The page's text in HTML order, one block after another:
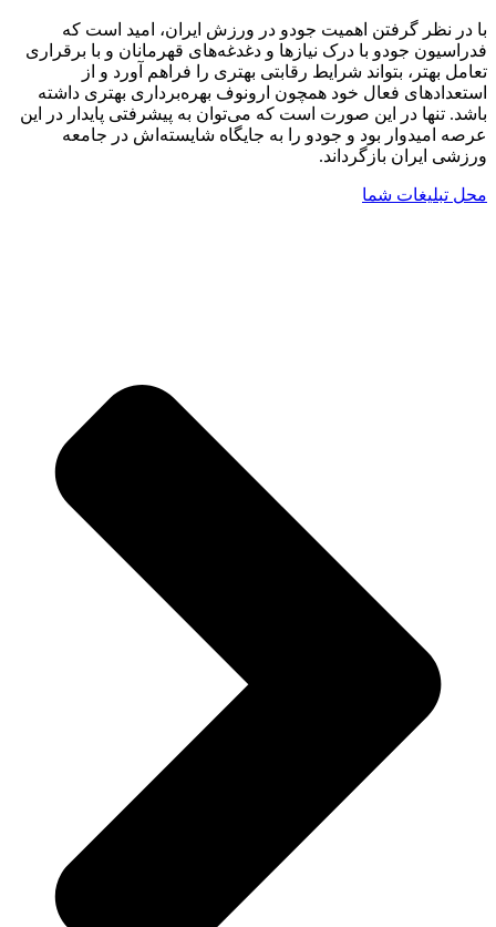
با در نظر گرفتن اهمیت جودو در ورزش ایران، امید است که
فدراسیون جودو با درک نیازها و دغدغه‌های قهرمانان و با برقراری
تعامل بهتر، بتواند شرایط رقابتی بهتری را فراهم آورد و از
استعدادهای فعال خود همچون ارونوف بهره‌برداری بهتری داشته
باشد. تنها در این صورت است که می‌توان به پیشرفتی پایدار در این
عرصه امیدوار بود و جودو را به جایگاه شایسته‌اش در جامعه
ورزشی ایران بازگرداند.
محل تبلیغات شما